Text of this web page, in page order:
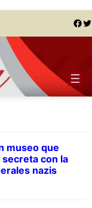
Facebook Twitter
museo que
con la
nazis